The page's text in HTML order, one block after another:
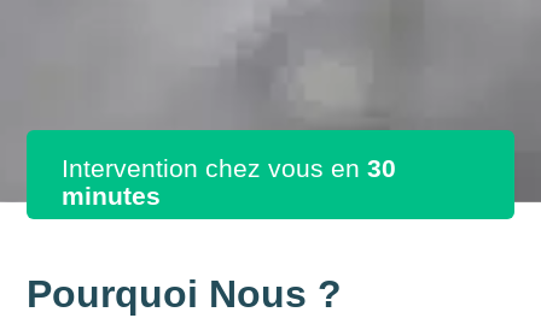
Intervention chez vous en 30
minutes
Pourquoi Nous ?